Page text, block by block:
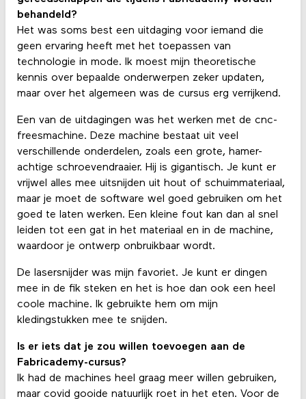
behandeld?
Het was soms best een uitdaging voor iemand die
geen ervaring heeft met het toepassen van
technologie in mode. Ik moest mijn theoretische
kennis over bepaalde onderwerpen zeker updaten,
maar over het algemeen was de cursus erg verrijkend.
Een van de uitdagingen was het werken met de cnc-
freesmachine. Deze machine bestaat uit veel
verschillende onderdelen, zoals een grote, hamer-
achtige schroevendraaier. Hij is gigantisch. Je kunt er
vrijwel alles mee uitsnijden uit hout of schuimmateriaal,
maar je moet de software wel goed gebruiken om het
goed te laten werken. Een kleine fout kan dan al snel
leiden tot een gat in het materiaal en in de machine,
waardoor je ontwerp onbruikbaar wordt.
De lasersnijder was mijn favoriet. Je kunt er dingen
mee in de fik steken en het is hoe dan ook een heel
coole machine. Ik gebruikte hem om mijn
kledingstukken mee te snijden.
Is er iets dat je zou willen toevoegen aan de
Fabricademy-cursus?
Ik had de machines heel graag meer willen gebruiken,
maar covid gooide natuurlijk roet in het eten. Voor de